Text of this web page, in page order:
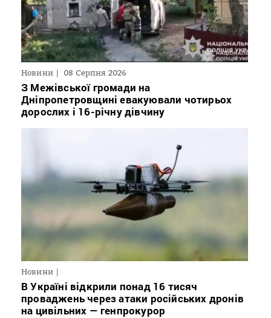
Новини 08 Серпня 2026
З Межівської громади на
Дніпропетровщині евакуювали чотирьох
дорослих і 16-річну дівчину
Новини
В Україні відкрили понад 16 тисяч
проваджень через атаки російських дронів
на цивільних — генпрокурор